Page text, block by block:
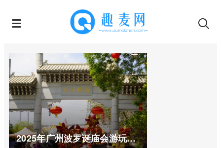
2025年广州波罗诞庙会游玩攻略